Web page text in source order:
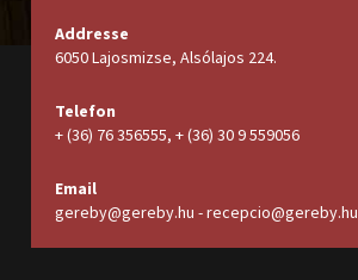
Addresse
6050 Lajosmizse, Alsólajos 224.
Telefon
+ (36) 76 356555, + (36) 30 9 559056
Email
gereby@gereby.hu - recepcio@gereby.hu